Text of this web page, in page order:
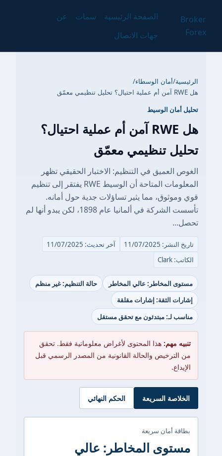
Broker
Forex
الصفحة الرئيسية سمات
عن
جهات الاتصال
الرئيسية/أمان الوسطاء/
هل RWE آمن أم عملية احتيال؟ تحليل تنظيمي معمّق
تحليل أمان الوسيط
هل RWE آمن أم عملية احتيال؟
تحليل تنظيمي معمّق
الغوص العميق في التنظيم: الاختبار الحقيقي تظهر
المعلومات المتاحة أن الوسيط RWE يفتقر إلى تنظيم
قوي وموثوق، مما يثير تساؤلات جدية حول أمانه.
تأسست الشركة في ألمانيا عام 1898، لكن يبدو أنها لم
تحصل...
تاريخ النشر: 11/07/2025
آخر تحديث: 11/07/2025
الكاتب: Clark
مستوى المخاطر: عالي المخاطر
حالة التنظيم: غير منظم
إشارات الثقة: إشارات مقلقة
مناسب لـ: مبتدئون مع تحقق مستقل
تنبيه مهم: هذا المحتوى لأغراض معلوماتية فقط. تحقق
من الترخيص والحالة القانونية من المصدر الرسمي قبل
الإيداع.
الخلاصة السريعة الحكم النهائي
بطاقة أمان سريعة
مستوى المخاطر: عالي